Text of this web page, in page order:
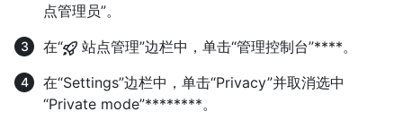
点管理员”。
在“
站点管理”边栏中，单击“管理控制台”****。
在“Settings”边栏中，单击“Privacy”并取消选中
“Private mode”********。